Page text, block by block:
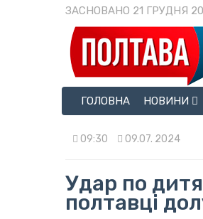
ЗАСНОВАНО 21 ГРУДНЯ
ГОЛОВНА
НОВИНИ
09:30 09.07. 2024
Удар по
полтавці